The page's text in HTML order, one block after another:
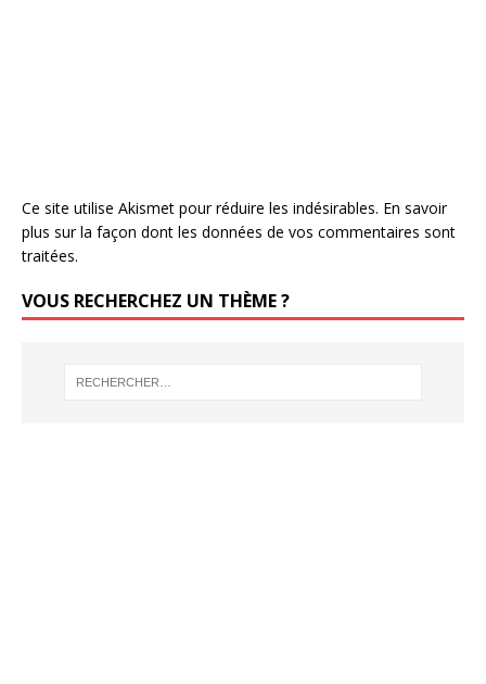
Ce site utilise Akismet pour réduire les indésirables. En savoir
plus sur la façon dont les données de vos commentaires sont
traitées.
VOUS RECHERCHEZ UN THÈME ?